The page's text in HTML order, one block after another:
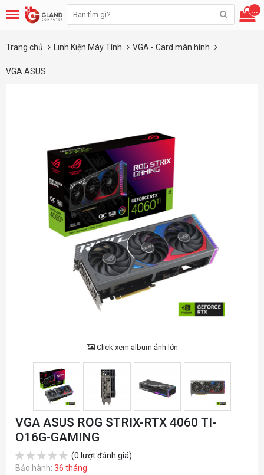
...
Trang chủ Linh Kiện Máy Tính VGA - Card màn hình
VGA ASUS
Click xem album ảnh lớn
VGA ASUS ROG STRIX-RTX 4060 TI-
O16G-GAMING
(0 lượt đánh giá)
Bảo hành: 36 tháng